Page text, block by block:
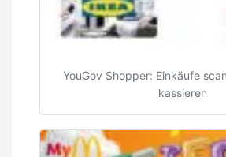
YouGov Shopper: Einkäufe
kassieren